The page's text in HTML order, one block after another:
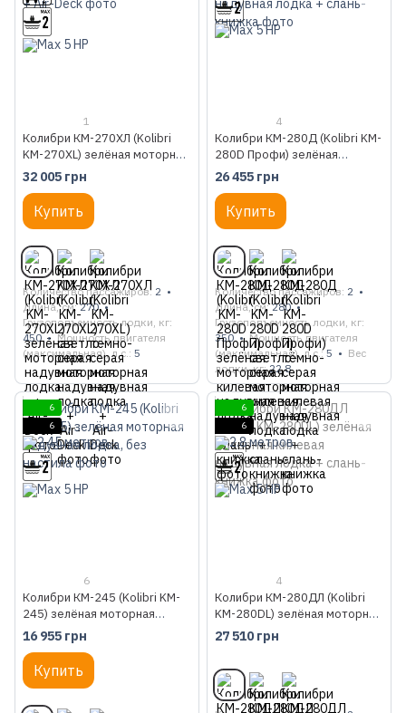
1
Колибри КМ-270ХЛ (Kolibri
KM-270XL) зелёная моторная
надувная лодка + Air-Deck
32 005 грн
Купить
Количество пассажиров 2
Длина, см 270
Грузоподъемность лодки, кг
450
Мощность двигателя
(максимальная), л.с. 5
4
Колибри КМ-280Д (Kolibri KM-
280D Профи) зелёная
моторная килевая надувная
лодка + слань-книжка
26 455 грн
Купить
Количество пассажиров 2
Длина, см 280
Грузоподъемность лодки, кг
350
Мощность двигателя
(максимальная), л.с. 5
Вес
лодки, кг 22.8
6
6
6
Колибри КМ-245 (Kolibri KM-
245) зелёная моторная
надувная лодка, без настила
16 955 грн
Купить
6
6
4
Колибри КМ-280ДЛ (Kolibri
KM-280DL) зелёная моторная
килевая надувная лодка +
слань-книжка
27 510 грн